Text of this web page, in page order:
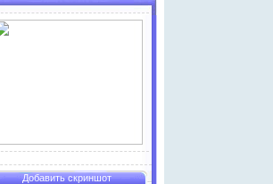
Добавить скриншот